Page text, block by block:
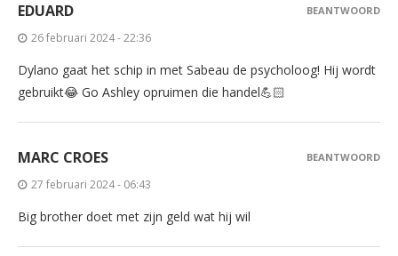
EDUARD
26 februari 2024 - 22:36
Dylano gaat het schip in met Sabeau de psycholoog! Hij wordt
gebruikt😂 Go Ashley opruimen die handel💪🏻
BEANTWOORD
MARC CROES
27 februari 2024 - 06:43
Big brother doet met zijn geld wat hij wil
BEANTWOORD